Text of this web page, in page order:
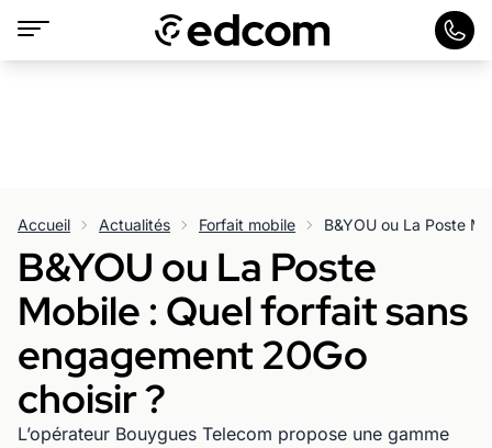
Accueil Actualités Forfait mobile
B&YOU ou La Poste
Mobile : Quel forfait sans
engagement 20Go
choisir ?
L’opérateur Bouygues Telecom propose une gamme